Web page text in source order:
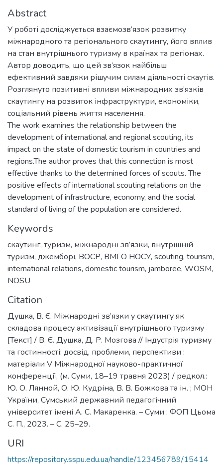
Abstract
У роботі досліджується взаємозв’язок розвитку
міжнародного та регіонального скаутингу, його вплив
на стан внутрішнього туризму в країнах та регіонах.
Автор доводить, що цей зв’язок найбільш
ефективний завдяки рішучим силам діяльності скаутів.
Розглянуто позитивні впливи міжнародних зв’язків
скаутингу на розвиток інфраструктури, економіки,
соціальний рівень життя населення.
The work examines the relationship between the
development of international and regional scouting, its
impact on the state of domestic tourism in countries and
regions.The author proves that this connection is most
effective thanks to the determined forces of scouts. The
positive effects of international scouting relations on the
development of infrastructure, economy, and the social
standard of living of the population are considered.
Keywords
скаутинг, туризм, міжнародні зв’язки, внутрішній
туризм, джемборі, ВОСР, ВМГО НОСУ, scouting, tourism,
international relations, domestic tourism, jamboree, WOSM,
NOSU
Citation
Душка, В. Є. Міжнародні зв’язки у скаутингу як
складова процесу активізації внутрішнього туризму
[Текст] / В. Є. Душка, Д. Р. Мозгова // Індустрія туризму
та гостинності: досвід, проблеми, перспективи :
матеріали V Міжнародної науково-практичної
конференції, (м. Суми, 18–19 травня 2023) / редкол.:
Ю. О. Лянной, О. Ю. Кудріна, В. В. Божкова та ін. ; МОН
України, Сумський державний педагогічний
університет імені А. С. Макаренка. – Суми : ФОП Цьома
С. П., 2023. – С. 25–29.
URI
https://repository.sspu.edu.ua/handle/123456789/15414